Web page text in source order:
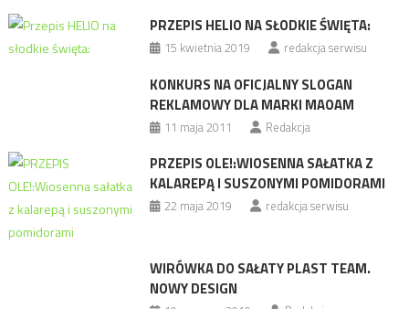
PRZEPIS HELIO NA SŁODKIE ŚWIĘTA:
15 kwietnia 2019 redakcja serwisu
KONKURS NA OFICJALNY SLOGAN
REKLAMOWY DLA MARKI MAOAM
11 maja 2011 Redakcja
PRZEPIS OLE!:WIOSENNA SAŁATKA Z
KALAREPĄ I SUSZONYMI POMIDORAMI
22 maja 2019 redakcja serwisu
WIRÓWKA DO SAŁATY PLAST TEAM.
NOWY DESIGN